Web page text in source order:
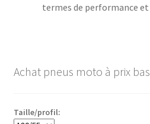
termes de performance
Achat pneus moto à prix bas
Taille/profil: